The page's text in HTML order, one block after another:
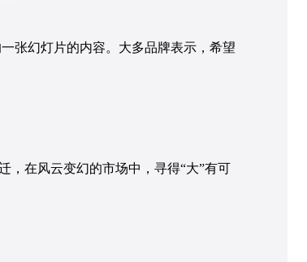
张幻灯片的内容。大多品牌表示，希望
，在风云变幻的市场中，寻得“大”有可